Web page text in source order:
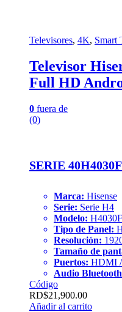
Televisores, 4K, Smart
Televisor
Full HD
0 fuera de
(0)
SERIE
Marca: Hisense
Serie: Serie H4
Modelo:
Tipo de Panel:
Resolución:
Tamaño de
Puertos: HDMI
Audio Bluetooth
Código
RD$21,900.00
Añadir al carrito